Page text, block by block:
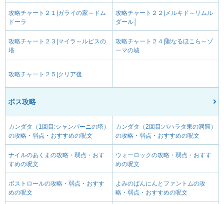
攻略チャート２１|ガライの家～ドム
ドーラ
攻略チャート２２|メルキド～リムル
ダール│
攻略チャート２３|マイラ～ルビスの
塔
攻略チャート２４|聖なるほこら～ゾ
ーマの城
攻略チャート２５|クリア後
ボス攻略
カンダタ（1回目:シャンパーニの塔）
の攻略・弱点・おすすめの呪文
カンダタ（2回目:バハラタ東の洞窟）
の攻略・弱点・おすすめの呪文
ナイルのあくまの攻略・弱点・おす
すめの呪文
ウォーロックの攻略・弱点・おすす
めの呪文
ボストロールの攻略・弱点・おすす
めの呪文
よみのばんにんとファントムの攻
略・弱点・おすすめの呪文